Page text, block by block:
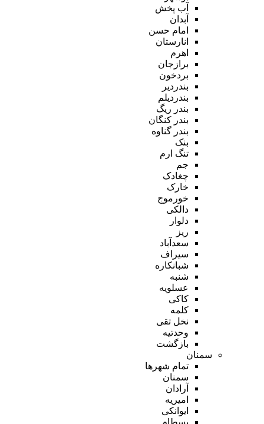
آب پخش
آبدان
امام حسن
انارستان
اهرم
برازجان
بردخون
بندردیر
بندردیلم
بندر ریگ
بندر کنگان
بندر گناوه
بنک
تنگ ارم
جم
چغادک
خارک
خورموج
دالکی
دلوار
ریز
سعدآباد
سیراف
شبانکاره
شنبه
عسلویه
کاکی
کلمه
نخل تقی
وحدتیه
بازگشت
سمنان
تمام شهر‌ها
سمنان
آرادان
امیریه
ایوانکی
بسطام